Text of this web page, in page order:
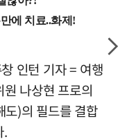
인턴 기자 = 여행
나상현 프로의
도)의 필드를 결합
.